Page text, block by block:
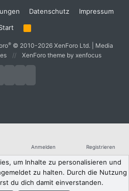
Datenschutz
Impressum
R
® © 2010-2026 XenForo Ltd.
Media
XenForo theme by xenfocus
Anmelden Registrieren
um Inhalte zu personalisieren und
zu halten. Durch die Nutzung
du dich damit einverstanden.